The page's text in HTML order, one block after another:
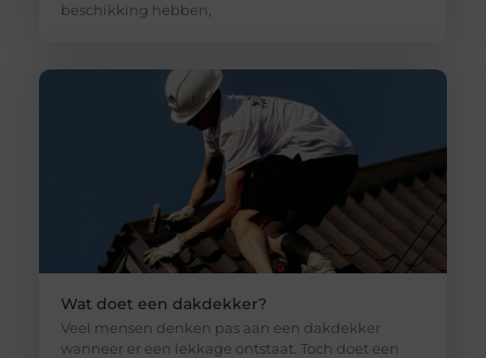
beschikking hebben,
Wat doet een dakdekker?
Veel mensen denken pas aan een dakdekker
wanneer er een lekkage ontstaat. Toch doet een